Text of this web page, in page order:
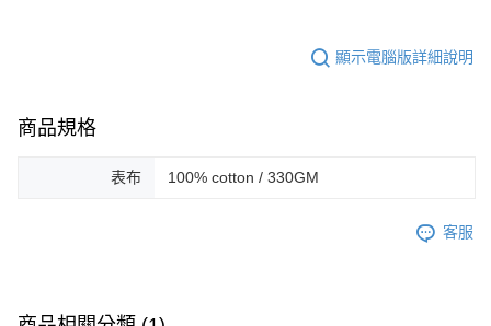
顯示電腦版詳細說明
商品規格
表布 100% cotton / 330GM
客服